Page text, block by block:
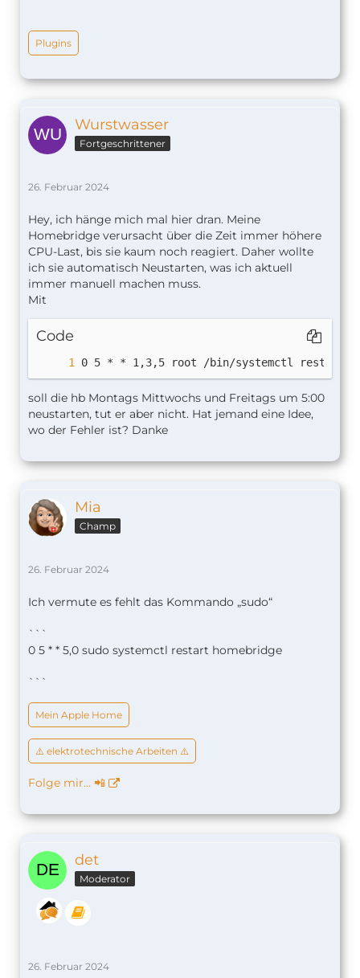
Plugins
Wurstwasser
Fortgeschrittener
26. Februar 2024
Hey, ich hänge mich mal hier dran. Meine
Homebridge verursacht über die Zeit immer höhere
CPU-Last, bis sie kaum noch reagiert. Daher wollte
ich sie automatisch Neustarten, was ich aktuell
immer manuell machen muss.
Mit
Code
0 5 * * 1,3,5 root /bin/systemctl restart
soll die hb Montags Mittwochs und Freitags um 5:00
neustarten, tut er aber nicht. Hat jemand eine Idee,
wo der Fehler ist? Danke
Mia
Champ
26. Februar 2024
Ich vermute es fehlt das Kommando „sudo“
```
0 5 * * 5,0 sudo systemctl restart homebridge
```
Mein Apple Home
⚠️ elektrotechnische Arbeiten ⚠️
Folge mir… 📲
det
Moderator
26. Februar 2024